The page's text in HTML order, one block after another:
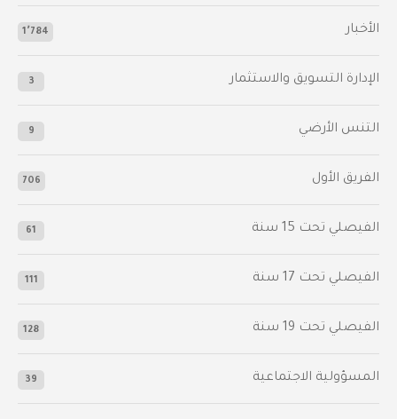
الأخبار 1٬784
الإدارة التسويق والاستثمار 3
التنس الأرضي 9
الفريق الأول 706
الفيصلي‬⁩ تحت 15 سنة 61
‫الفيصلي‬⁩ تحت 17 سنة 111
الفيصلي‬⁩ تحت 19 سنة 128
المسؤولية الاجتماعية 39